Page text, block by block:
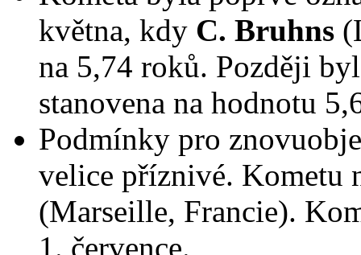
května, kdy C. Bruhns
na 5,74 roků. Později
stanovena na hodnotu
Podmínky pro
velice příznivé. Kometu
(Marseille, Francie).
1. července.